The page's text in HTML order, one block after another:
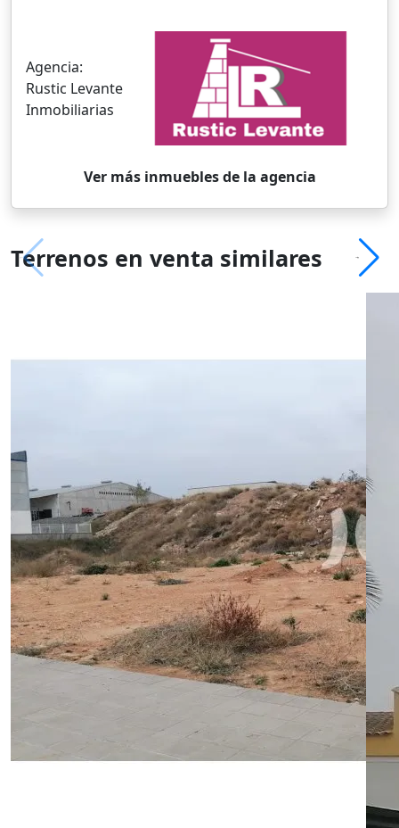
Agencia:
Rustic Levante
Inmobiliarias
Ver más inmuebles de la agencia
Terrenos en venta similares